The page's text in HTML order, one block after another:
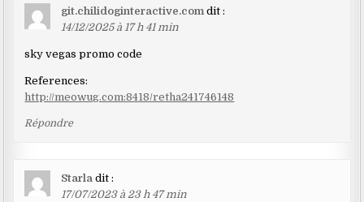
git.chilidoginteractive.com dit :
14/12/2025 à 17 h 41 min
sky vegas promo code
References:
http://meowug.com:8418/retha241746148
Répondre
Starla dit :
17/07/2023 à 23 h 47 min